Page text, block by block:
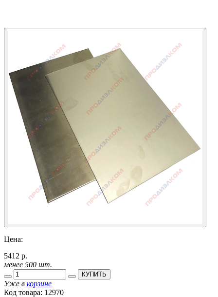
Цена:
5412 р.
менее 500 шт.
КУПИТЬ
Уже в корзине
Код товара: 12970